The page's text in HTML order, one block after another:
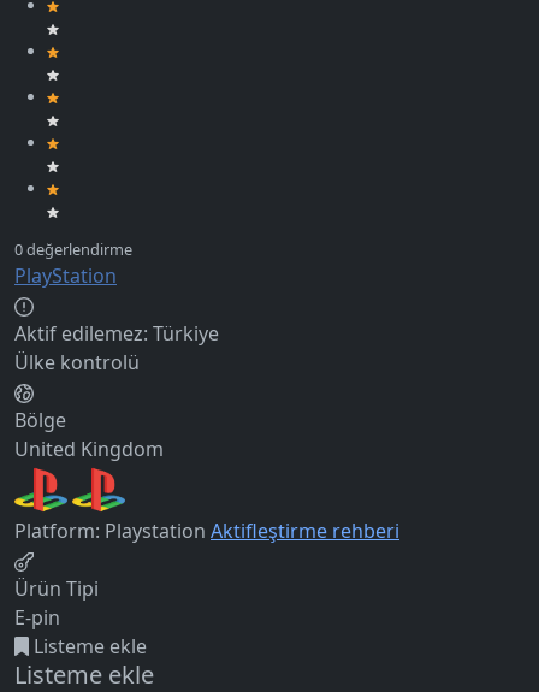
PlayStation
Aktif edilemez: Türkiye
Ülke kontrolü
Bölge
United Kingdom
Platform: Playstation Aktifleştirme rehberi
Ürün Tipi
E-pin
Listeme ekle
Listeme ekle